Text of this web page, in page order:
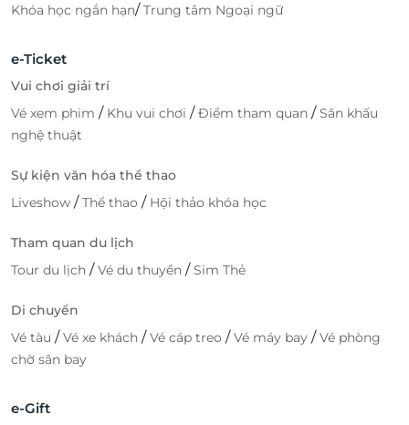
Khóa học ngắn hạn/Trung tâm Ngoại ngữ
e-Ticket
Vui chơi giải trí
Vé xem phim / Khu vui chơi /Điểm tham quan /Sân khấu
nghệ thuật
Sự kiện văn hóa thể thao
Liveshow /Thể thao / Hội thảo khóa học
Tham quan du lịch
Tour du lịch /Vé du thuyền /Sim Thẻ
Di chuyển
Vé tàu /Vé xe khách /Vé cáp treo /Vé máy bay /Vé phòng
chờ sân bay
e-Gift